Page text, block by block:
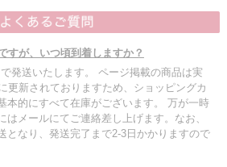
すが、いつ頃到着しますか？
発送いたします。 ページ掲載の商品は実
更新されておりますため、ショッピングカ
本的にすべて在庫がございます。 万が一時
はメールにてご連絡差し上げます。なお、
となり、発送完了まで2-3日かかりますので